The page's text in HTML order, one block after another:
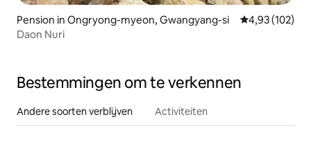
Pension in Ongryong-myeon, Gwangyang-si Gemiddelde
4,93 (102)
Daon Nuri
Bestemmingen om te verkennen
Andere soorten verblijven Activiteiten